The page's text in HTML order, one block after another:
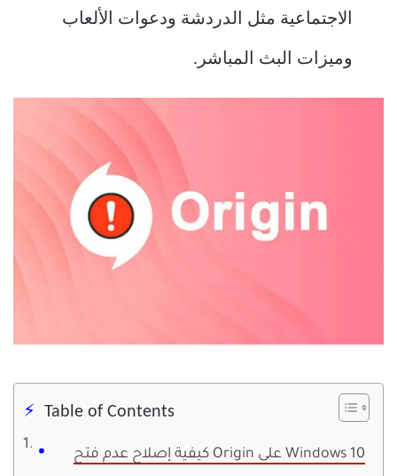
الاجتماعية مثل الدردشة ودعوات الألعاب
وميزات البث المباشر.
Table of Contents
كيفية إصلاح عدم فتح Origin على Windows 10